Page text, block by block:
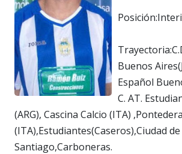
Buenos
Español
C. AT.
(ARG), Cascina Calcio (ITA)
(ITA),Estudiantes(Caseros),Ciudad de
Santiago,Carboneras.